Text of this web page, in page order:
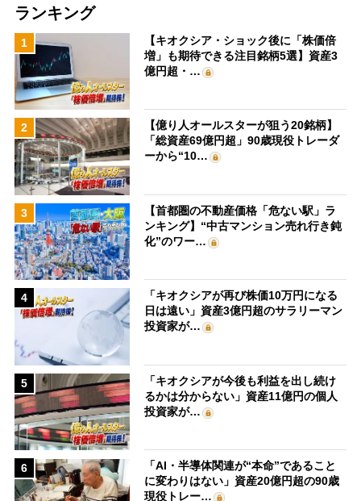
ランキング
1
【キオクシア・ショック後に「株価倍
増」も期待できる注目銘柄5選】資産3
億円超・…
2
【億り人オールスターが狙う20銘柄】
「総資産69億円超」90歳現役トレーダ
ーから“10…
3
【首都圏の不動産価格「危ない駅」ラ
ンキング】“中古マンション売れ行き鈍
化”のワー…
4
「キオクシアが再び株価10万円になる
日は遠い」資産3億円超のサラリーマン
投資家が…
5
「キオクシアが今後も利益を出し続け
るかは分からない」資産11億円の個人
投資家が…
6
「AI・半導体関連が“本命”であること
に変わりはない」資産20億円超の90歳
現役トレー…